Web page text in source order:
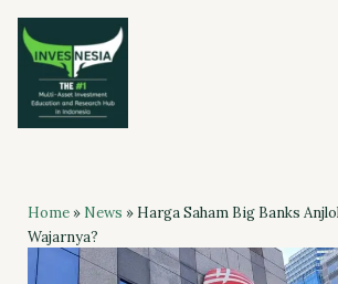
Skip
content
Home» News » Harga Saham Big Banks
Wajarnya?